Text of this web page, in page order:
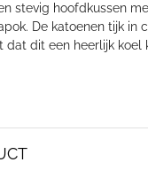
stevig hoofdkussen
De katoenen tijk in
dat dit een heerlijk koel